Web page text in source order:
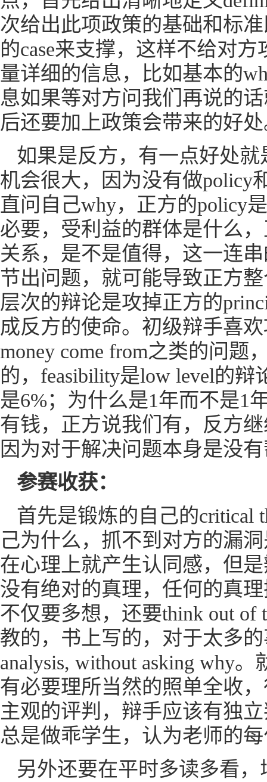
次给出此项政策的基础和标
的case来支撑，这样不给对
量详细的信息，比如基本的
息如果等对方问我们再说的
后还要加上政策会带来的好
如果是反方，有一点好处
机会很大，因为没有做policy
直问自己why，正方的policy
必要，受利益的群体是什么
关系，是不是值得，这一连
节出问题，就可能导致正方
层次的辩论是攻掉正方的
成反方的使命。初级辩手喜
money come from之类的问
的，feasibility是low level的
是6%；为什么是1年而不是1
有钱，正方说我们有，反方
因为对于解决问题本身是没
参赛收获：
首先是锻炼的自己的critical
己为什么，抓不到对方的漏
在心理上就产生认同感，但
没有绝对的真理，任何的真
不仅要多想，还要think out
教的，书上写的，对于太多
analysis, without asking why
有必要理所当然的照单全收
主观的评判，辩手应该有独
总是做乖学生，认为老师的
另外还要在平时多读多看